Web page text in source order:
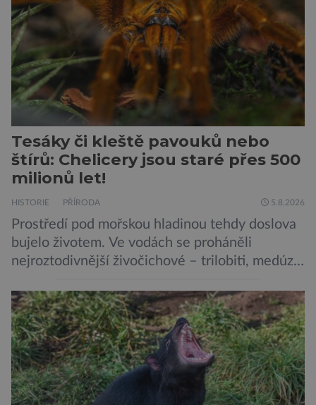
vyskytuje se rovněž v oblastech […]
Tesáky či kleště pavouků nebo
štírů: Chelicery jsou staré přes 500
milionů let!
HISTORIE PŘÍRODA 5.8.2026
Prostředí pod mořskou hladinou tehdy doslova
bujelo životem. Ve vodách se proháněli
nejroztodivnější živočichové – trilobiti, medúzy
prazvláštní stonožce podobný tvor, který měl
zárodky zbraní typických pro dnešní pavouky.
Pavouci, štíři či klíšťata jsou členovci patřící do
skupiny klepítkatců. Vyznačují se takzvanými
chelicerami, které u nich představují právě […]